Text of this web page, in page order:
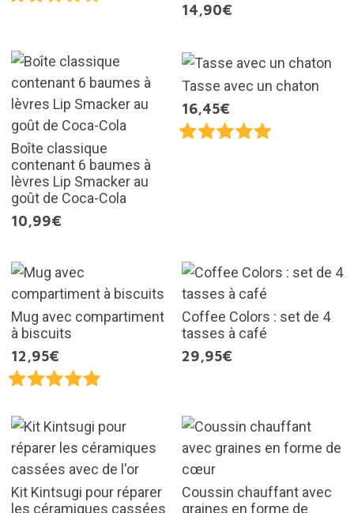
14,90€
Boîte classique
contenant 6 baumes à
lèvres Lip Smacker au
goût de Coca-Cola
10,99€
Tasse avec un chaton
16,45€
Mug avec compartiment
à biscuits
12,95€
Coffee Colors : set de 4
tasses à café
29,95€
Kit Kintsugi pour réparer
les céramiques cassées
Coussin chauffant avec
graines en forme de